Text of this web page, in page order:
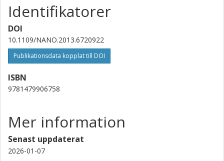
K. Celebi
Eidgenössische Technische Hochschule Zürich (ETH)
H. Park
Eidgenössische Technische Hochschule Zürich (ETH)
Jie Sun
Forskning Andra publikationer
Identifikatorer
DOI
10.1109/NANO.2013.6720922
Publikationsdata kopplat till DOI
ISBN
9781479906758
Mer information
Senast uppdaterat
2026-01-07